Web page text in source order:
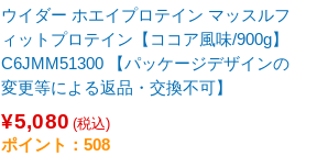
ウイダー ホエイプロテイン マッスルフ
ィットプロテイン【ココア風味/900g】
C6JMM51300 【パッケージデザインの
変更等による返品・交換不可】
¥5,080 (税込)
ポイント：508